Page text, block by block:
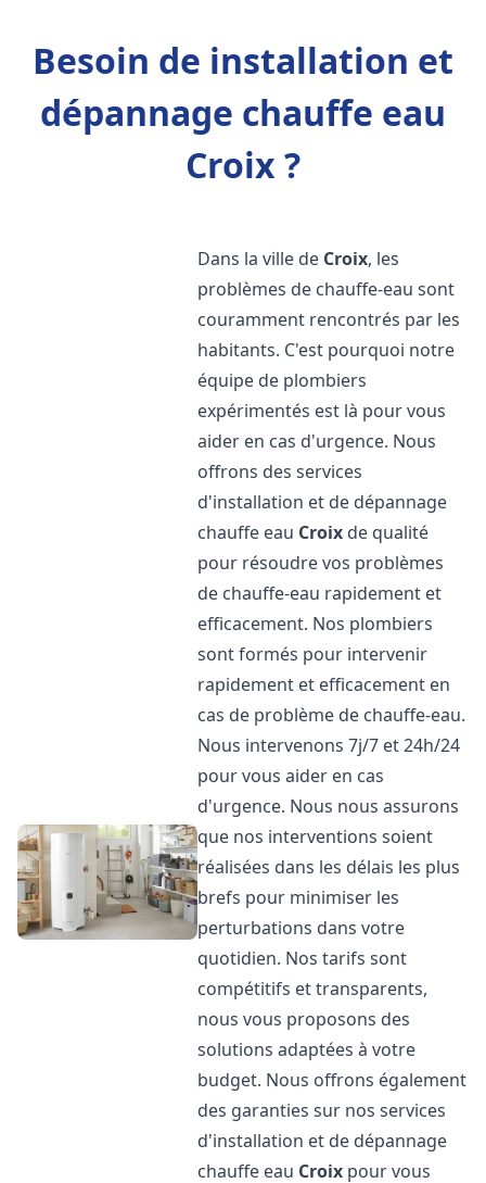
Besoin de installation et
dépannage chauffe eau
Croix ?
Dans la ville de Croix, les
problèmes de chauffe-eau sont
couramment rencontrés par les
habitants. C'est pourquoi notre
équipe de plombiers
expérimentés est là pour vous
aider en cas d'urgence. Nous
offrons des services
d'installation et de dépannage
chauffe eau Croix de qualité
pour résoudre vos problèmes
de chauffe-eau rapidement et
efficacement. Nos plombiers
sont formés pour intervenir
rapidement et efficacement en
cas de problème de chauffe-eau.
Nous intervenons 7j/7 et 24h/24
pour vous aider en cas
d'urgence. Nous nous assurons
que nos interventions soient
réalisées dans les délais les plus
brefs pour minimiser les
perturbations dans votre
quotidien. Nos tarifs sont
compétitifs et transparents,
nous vous proposons des
solutions adaptées à votre
budget. Nous offrons également
des garanties sur nos services
d'installation et de dépannage
chauffe eau Croix pour vous